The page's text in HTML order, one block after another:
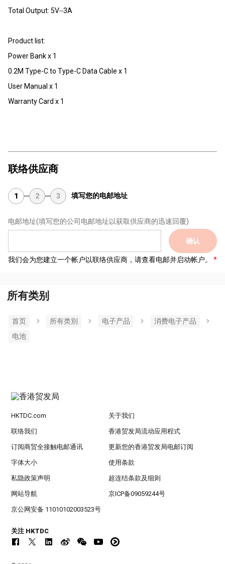
Total Output: 5V⎓3A
Product list:
Power Bank x 1
0.2M Type-C to Type-C Data Cable x 1
User Manual x 1
Warranty Card x 1
联络供应商
1 2 3 填写您的电邮地址
电邮地址(填写您的公司电邮地址以获取供应商的迅速回覆)
确认
我们会为您建立一个帐户以联络供应商，请查看电邮并启动帐户。
所有类别
首页 所有类別 电子产品
消费电子产品
电池
HKTDC.com 关于我们
联络我们 香港贸发局流动应用程式
订阅商贸全接触电邮通讯 更新您的香港贸发局电邮订阅
字体大小 使用条款
私隐政策声明 超连结条款及细则
网站导航 京ICP备09059244号
京公网安备 11010102003523号
关注 HKTDC